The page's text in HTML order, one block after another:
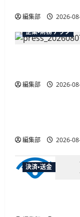
編集部
2026-
企業・財務テック
編集部 2026-
広告
編集部 2026-
決済・送金